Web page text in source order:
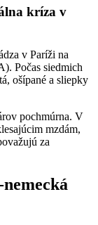
kríza v
v Paríži na
Počas siedmich
ošípané a sliepky
pochmúrna. V
mzdám,
za